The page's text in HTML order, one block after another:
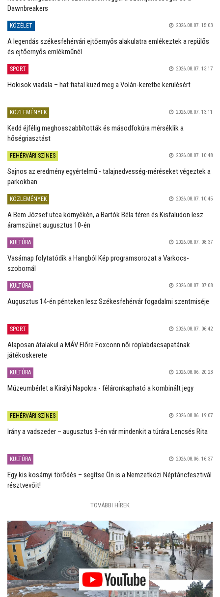
Dawnbreakers
KÖZÉLET 2026.08.07. 15:03
A legendás székesfehérvári ejtőernyős alakulatra emlékeztek a repülős
és ejtőernyős emlékműnél
SPORT 2026.08.07. 13:17
Hokisok viadala – hat fiatal küzd meg a Volán-keretbe kerülésért
KÖZLEMÉNYEK 2026.08.07. 13:11
Kedd éjfélig meghosszabbították és másodfokúra mérséklik a
hőségriasztást
FEHÉRVÁRI SZÍNES 2026.08.07. 10:48
Sajnos az eredmény egyértelmű - talajnedvesség-méréseket végeztek a
parkokban
KÖZLEMÉNYEK 2026.08.07. 10:45
A Bem József utca környékén, a Bartók Béla téren és Kisfaludon lesz
áramszünet augusztus 10-én
KULTÚRA 2026.08.07. 08:37
Vasárnap folytatódik a Hangból Kép programsorozat a Varkocs-
szobornál
KULTÚRA 2026.08.07. 07:08
Augusztus 14-én pénteken lesz Székesfehérvár fogadalmi szentmiséje
SPORT 2026.08.07. 06:42
Alaposan átalakul a MÁV Előre Foxconn női röplabdacsapatának
játékoskerete
KULTÚRA 2026.08.06. 20:23
Múzeumbérlet a Királyi Napokra - féláronkapható a kombinált jegy
FEHÉRVÁRI SZÍNES 2026.08.06. 19:07
Irány a vadszeder – augusztus 9-én vár mindenkit a túrára Lencsés Rita
KULTÚRA 2026.08.06. 16:37
Egy kis kosárnyi törődés – segítse Ön is a Nemzetközi Néptáncfesztivál
résztvevőit!
TOVÁBBI HÍREK